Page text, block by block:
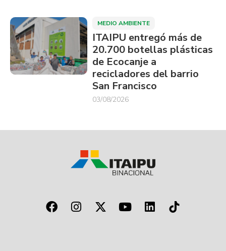
MEDIO AMBIENTE
ITAIPU entregó más de
20.700 botellas plásticas
de Ecocanje a
recicladores del barrio
San Francisco
03/08/2026